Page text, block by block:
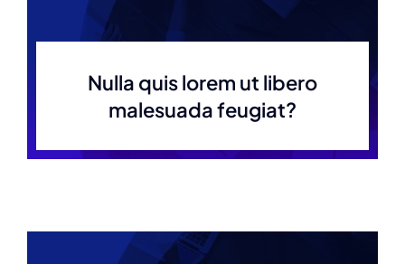
Nulla quis lorem ut libero
malesuada feugiat?